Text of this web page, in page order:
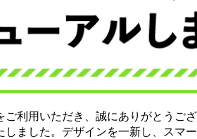
利用いただき、誠にありがとうござ
ました。デザインを一新し、スマ